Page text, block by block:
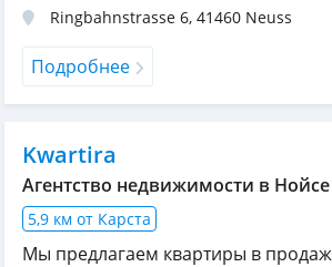
Ringbahnstrasse 6, 41460 Neuss
Подробнее
Kwartira
Агентство недвижимости в Нойсе
5,9 км от Карста
Мы предлагаем квартиры в